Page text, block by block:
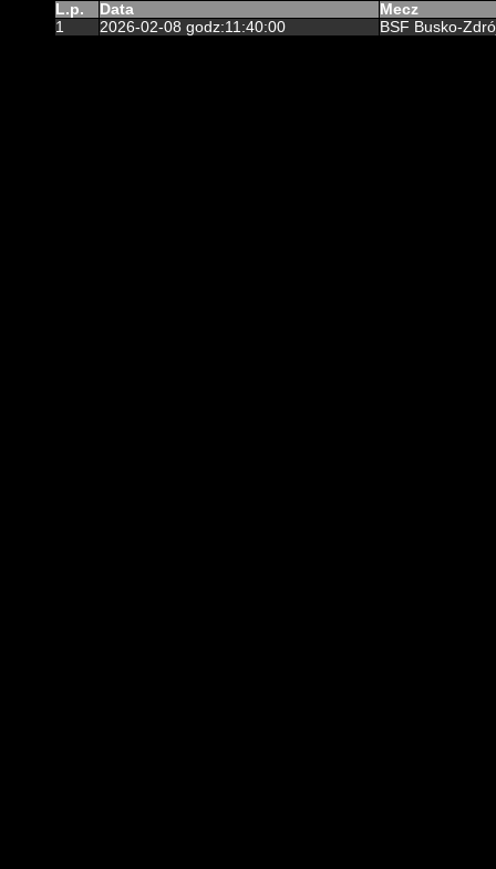
L.p. Data
Mecz
1
2026-02-08 godz:11:40:00 BSF Busko-